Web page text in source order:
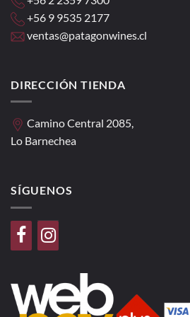
+56 9 9535 2177
ventas@patagonwines.cl
DIRECCIÓN TIENDA
Camino Central 2085,
Lo Barnechea
SÍGUENOS